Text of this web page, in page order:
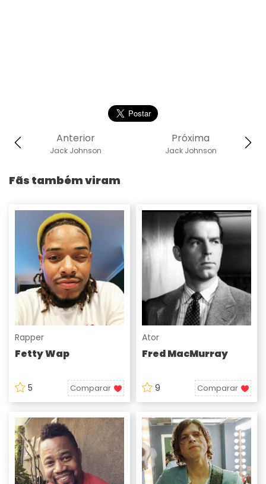
Próxima
Jack Johnson
Anterior
Jack Johnson
Fãs também viram
Rapper
Fetty Wap
5 Comparar
Ator
Fred MacMurray
9 Comparar